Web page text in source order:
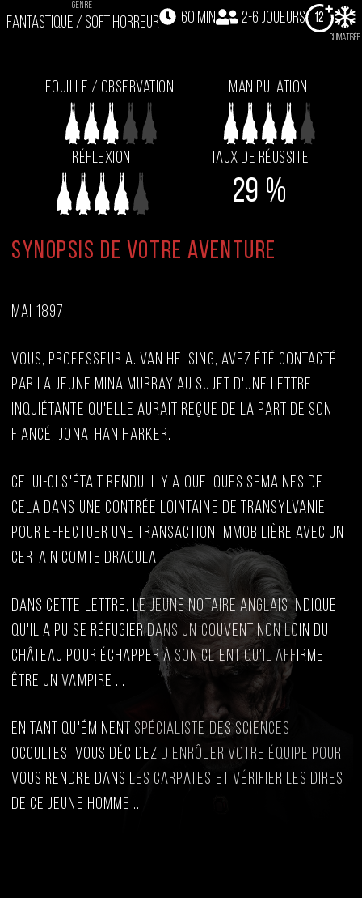
GENRE
FANTASTIQUE / SOFT HORREUR 60 min 2-6 joueurs 12
climatisée
Fouille / Observation Manipulation
Réflexion Taux De Réussite
29 %
Synopsis de votre aventure
Mai 1897,
Vous, Professeur A. Van Helsing, avez été contacté
par la jeune Mina Murray au sujet d'une lettre
inquiétante qu'elle aurait reçue de la part de son
fiancé, Jonathan Harker.
Celui-ci s'était rendu il y a quelques semaines de
cela dans une contrée lointaine de Transylvanie
pour effectuer une transaction immobilière avec un
certain Comte Dracula.
Dans cette lettre, le jeune notaire anglais indique
qu'il a pu se réfugier dans un couvent non loin du
château pour échapper à son client qu'il affirme
être un vampire ...
En tant qu'éminent spécialiste des sciences
occultes, vous décidez d'enrôler votre équipe pour
vous rendre dans les Carpates et vérifier les dires
de ce jeune homme ...